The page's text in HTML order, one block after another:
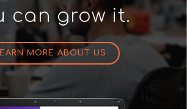
can grow it.
MORE ABOUT US